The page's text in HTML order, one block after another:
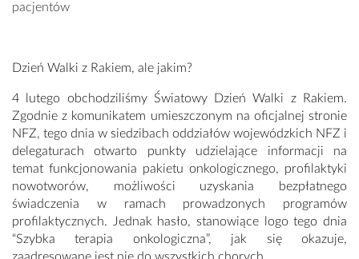
pacjentów
Dzień Walki z Rakiem, ale jakim?
4 lutego obchodziliśmy Światowy Dzień Walki z Rakiem.
Zgodnie z komunikatem umieszczonym na oficjalnej stronie
NFZ, tego dnia w siedzibach oddziałów wojewódzkich NFZ i
delegaturach otwarto punkty udzielające informacji na
temat funkcjonowania pakietu onkologicznego, profilaktyki
nowotworów, możliwości uzyskania bezpłatnego
świadczenia w ramach prowadzonych programów
profilaktycznych. Jednak hasło, stanowiące logo tego dnia
“Szybka terapia onkologiczna”, jak się okazuje,